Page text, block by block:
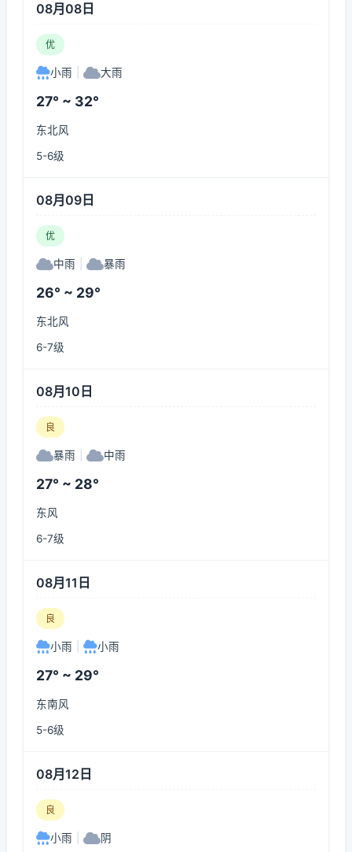
08月08日
优
小雨 大雨
27° ~ 32°
东北风
5-6级
08月09日
优
中雨 暴雨
26° ~ 29°
东北风
6-7级
08月10日
良
暴雨 中雨
27° ~ 28°
东风
6-7级
08月11日
良
小雨 小雨
27° ~ 29°
东南风
5-6级
08月12日
良
小雨 阴